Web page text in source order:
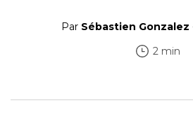
Par Sébastien Gonzalez
2 min